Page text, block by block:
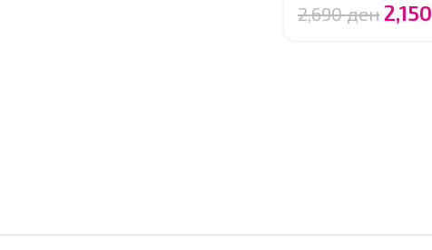
2,690ден 2,150